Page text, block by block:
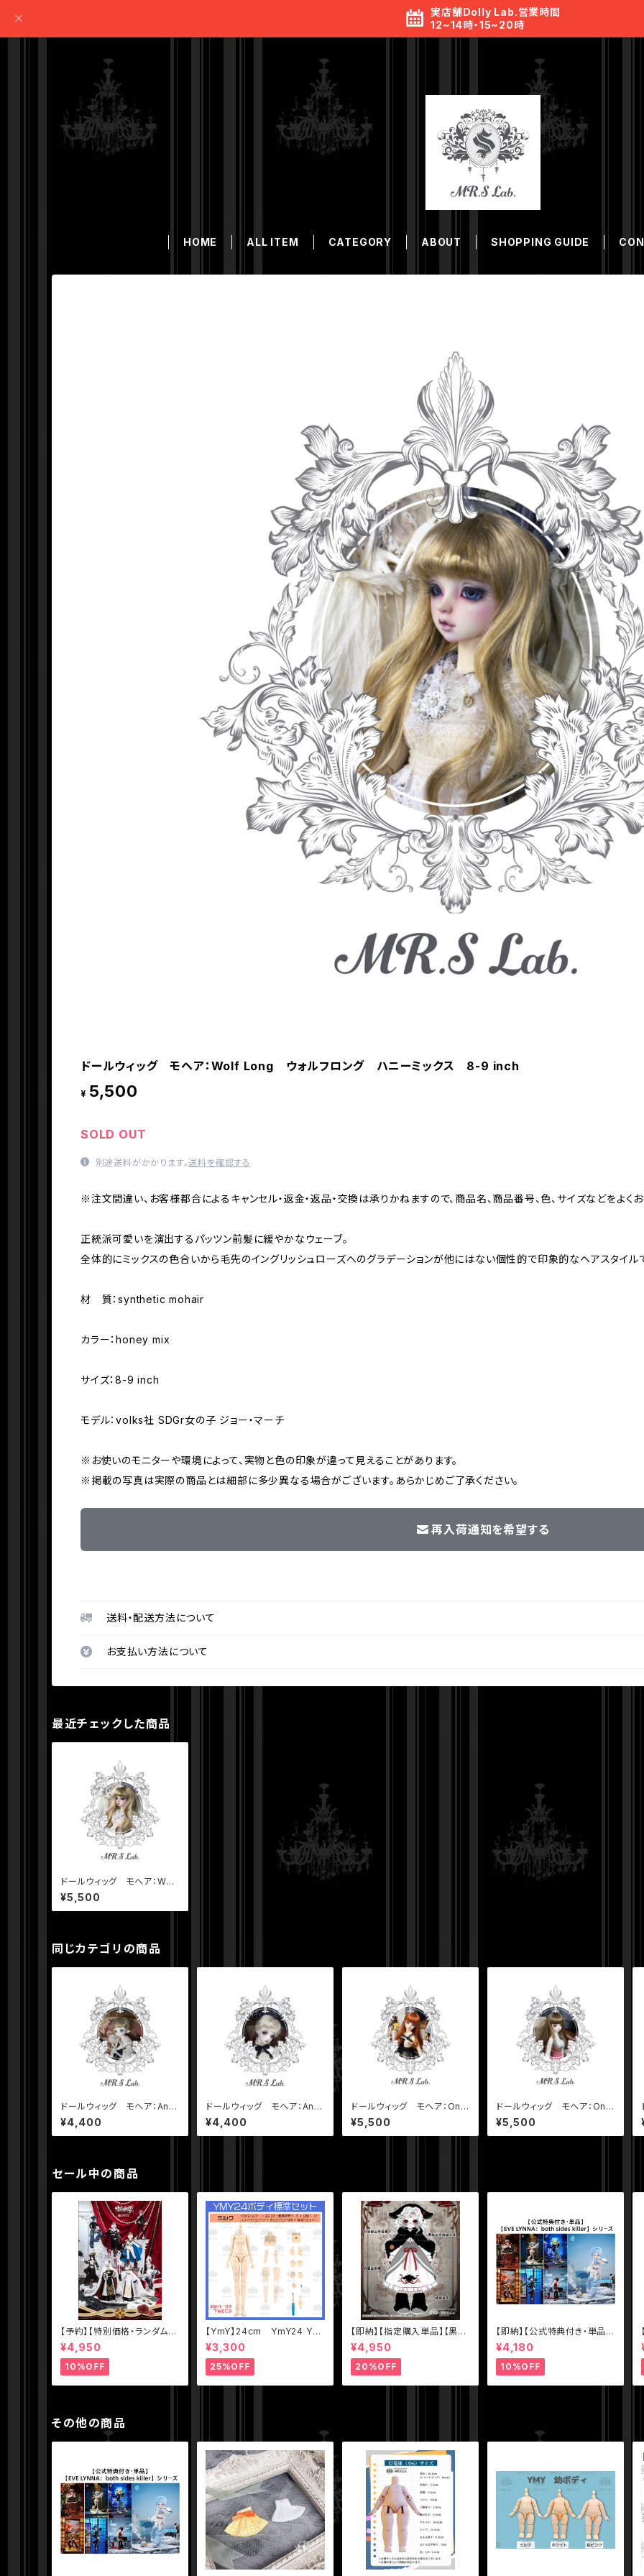
実店舗Dolly Lab.営業時間
12~14時・15~20時
HOME ALL ITEM CATEGORY ABOUT SHOPPING GUIDE
ドールウィッグ モヘア：Wolf Long ウォルフロング ハニーミックス 8-9 inch
¥ 5,500
SOLD OUT
別途送料がかかります。送料を確認する
※注文間違い、お客様都合によるキャンセル・返金・返品・交換は承りかねますので、商品名、商品番号、色、サイズなどをよく
正統派可愛いを演出するパッツン前髪に緩やかなウェーブ。
全体的にミックスの色合いから毛先のイングリッシュローズへのグラデーションが他にはない個性的で印象的なヘアスタイル
材 質：synthetic mohair
カラー：honey mix
サイズ：8-9 inch
モデル：volks社 SDGr女の子 ジョー・マーチ
※お使いのモニターや環境によって、実物と色の印象が違って見えることがあります。
※掲載の写真は実際の商品とは細部に多少異なる場合がございます。あらかじめご了承ください。
再入荷通知を希望する
送料・配送方法について
お支払い方法について
最近チェックした商品
ドールウィッグ モヘア：Wolf
Long ウォルフロング ハニ
ーミックス 8-9 inch
¥5,500
同じカテゴリの商品
ドールウィッグ モヘア：Ang
el Short エンジェルショー
ト ビスケット 8-9 inch
¥4,400
ドールウィッグ モヘア：Ang
el Short エンジェルショー
ト プラチナシフォン 8-9 in
ch
¥4,400
ドールウィッグ モヘア：One
Curl ワンカール アプリコ
ット 8-9 inch
¥5,500
ドールウィッグ モヘア：One
Curl ワンカール モカベー
ジュ 8-9 inch
¥5,500
セール中の商品
【予約】【特別価格・ランダム単
品】【千頌礼宴】シリーズ【悸動
瞬息】1/8 MJD ブラインドド
ール
¥4,950
10%OFF
【YmY】24cm YmY24 Ym
Yドール YmYボディ ミルク ピ
ュアホワイト
¥3,300
25%OFF
【即納】【指定購入単品】【黒山
羊】1/12 BJD ブラインドドー
ル【Nyssa（ニサ）怪談夢魘】
シリーズ【数量限定】
¥4,950
20%OFF
【即納】【公式特典付き・単品】
【EVE LYNNA：both sides
killer】シリーズ【Neo Eden
Toys】MJD ブラインドドール
¥4,180
10%OFF
その他の商品